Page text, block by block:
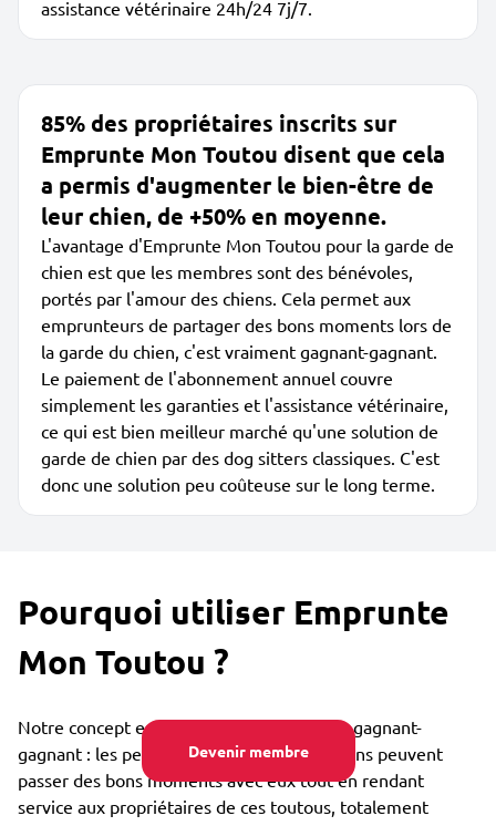
Devenir membre
assistance vétérinaire 24h/24 7j/7.
85% des propriétaires inscrits sur
Emprunte Mon Toutou disent que cela
a permis d'augmenter le bien-être de
leur chien, de +50% en moyenne.
L'avantage d'Emprunte Mon Toutou pour la garde de
chien est que les membres sont des bénévoles,
portés par l'amour des chiens. Cela permet aux
emprunteurs de partager des bons moments lors de
la garde du chien, c'est vraiment gagnant-gagnant.
Le paiement de l'abonnement annuel couvre
simplement les garanties et l'assistance vétérinaire,
ce qui est bien meilleur marché qu'une solution de
garde de chien par des dog sitters classiques. C'est
donc une solution peu coûteuse sur le long terme.
Pourquoi utiliser Emprunte
Mon Toutou ?
Notre concept est collaboratif et vraiment gagnant-
gagnant : les personnes qui aiment les chiens peuvent
passer des bons moments avec eux tout en rendant
service aux propriétaires de ces toutous, totalement